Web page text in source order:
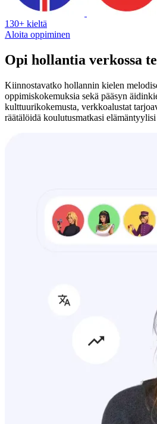
130+ kieltä
Aloita oppiminen
Opi hollantia verkossa
Kiinnostavatko hollannin kielen
oppimiskokemuksia sekä pääsyn
kulttuurikokemusta, verkkoalustat
räätälöidä koulutusmatkasi